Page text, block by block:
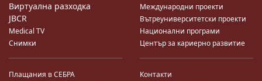
Виртуална разходка
JBCR
Medical TV
Снимки
Международни проекти
Вътреуниверситетски проекти
Национални програми
Център за кариерно развитие
Плащания в СЕБРА
Контакти